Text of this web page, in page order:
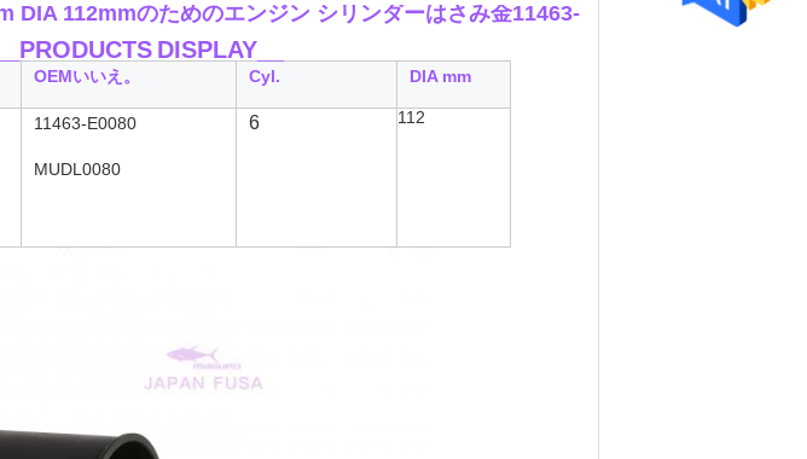
DIA 112mmのためのエンジン シリンダーはさみ金11463-
DISPLAY__
OEMいいえ。 Cyl. DIA mm
11463-E0080
MUDL0080
6 112